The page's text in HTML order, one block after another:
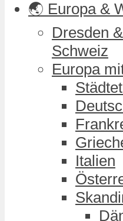
🌏 Europa &
Dresden
Schweiz
Europa
Italien